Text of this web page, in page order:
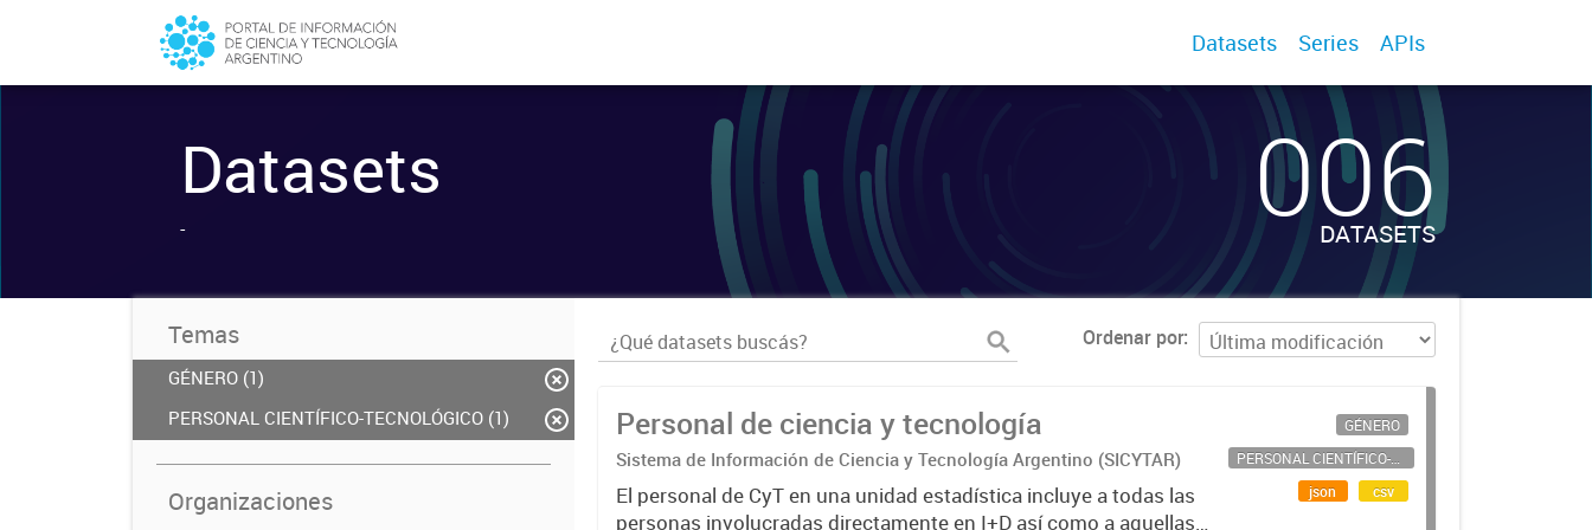
Datasets Series APIs
Datasets
- 006
DATASETS
Temas
GÉNERO (1)
PERSONAL CIENTÍFICO-TECNOLÓGICO (1)
Organizaciones
Ordenar por
Personal de ciencia y tecnología
Sistema de Información de Ciencia y Tecnología Argentino (SICYTAR)
El personal de CyT en una unidad estadística incluye a todas las
personas involucradas directamente en I+D así como a aquellas
GÉNERO
PERSONAL CIENTÍFICO-TECNOLÓGICO
json
csv